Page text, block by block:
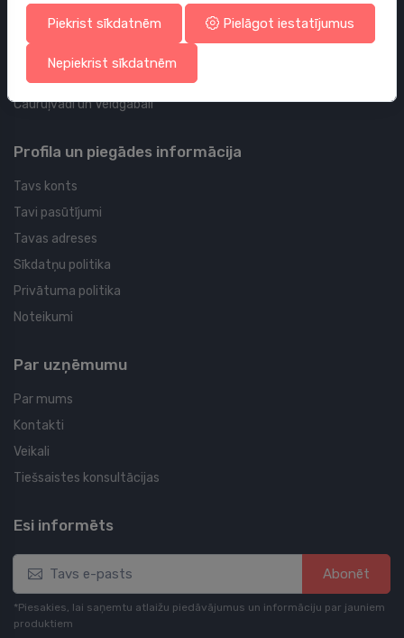
Rāmji un skalošanas sistēmas
Sifoni
Noteces grīdai un vannas istabai
Cauruļvadi un Veidgabali
Profila un piegādes informācija
Tavs konts
Tavi pasūtījumi
Tavas adreses
Sīkdatņu politika
Privātuma politika
Noteikumi
Par uzņēmumu
Par mums
Kontakti
Veikali
Tiešsaistes konsultācijas
Esi informēts
Abonēt
*Piesakies, lai saņemtu atlaižu piedāvājumus un informāciju par jauniem
produktiem
Piekrist sīkdatnēm Pielāgot iestatījumus
Nepiekrist sīkdatnēm